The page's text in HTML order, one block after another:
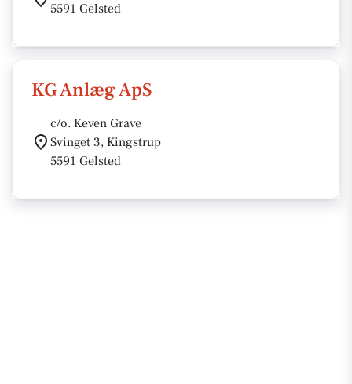
5591 Gelsted
KG Anlæg ApS
c/o. Keven Grave
Svinget 3, Kingstrup
5591 Gelsted